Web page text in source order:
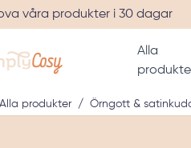
våra produkter i 30 dagar
Alla
Alla produkter / Örngott &